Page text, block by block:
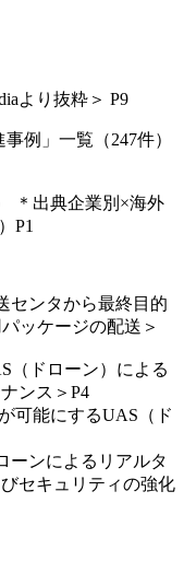
より抜粋＞ P9
例」一覧（247件）
＊出典企業別×海外
P1
センタから最終目的
ッケージの配送＞
（ドローン）による
ンス＞P4
可能にするUAS（ド
ーンによるリアルタ
セキュリティの強化